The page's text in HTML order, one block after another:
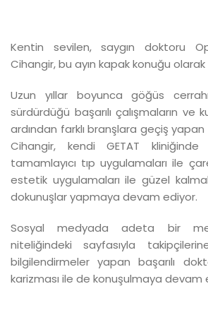
Kentin sevilen, saygın doktoru
Cihangir, bu ayın kapak konuğu olarak
Uzun yıllar boyunca göğüs
sürdürdüğü başarılı çalışmaların ve
ardından farklı branşlara geçiş
Cihangir, kendi GETAT
tamamlayıcı tıp uygulamaları ile
estetik uygulamaları ile güzel
dokunuşlar yapmaya devam ediyor.
Sosyal medyada adeta bir
niteliğindeki sayfasıyla
bilgilendirmeler yapan başarılı
karizması ile de konuşulmaya devam